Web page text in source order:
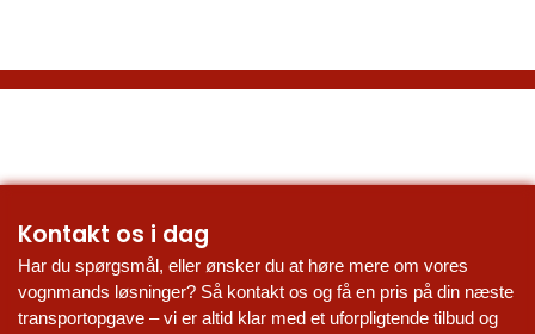
Kontakt os i dag
Har du spørgsmål, eller ønsker du at høre mere om vores
vognmands løsninger? Så kontakt os og få en pris på din næste
transportopgave – vi er altid klar med et uforpligtende tilbud og